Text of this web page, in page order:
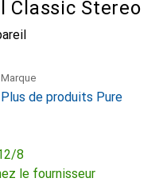
Classic Stereo
Marque
Plus de produits Pure
8
le fournisseur